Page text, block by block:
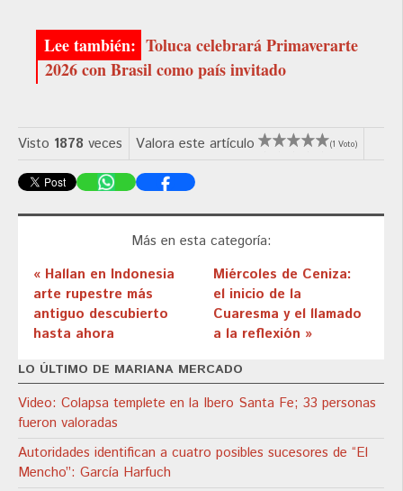
Toluca celebrará Primaverarte
2026 con Brasil como país invitado
Visto 1878 veces Valora este artículo (1 Voto)
Más en esta categoría:
« Hallan en Indonesia
arte rupestre más
antiguo descubierto
hasta ahora
Miércoles de Ceniza:
el inicio de la
Cuaresma y el llamado
a la reflexión »
LO ÚLTIMO DE MARIANA MERCADO
Video: Colapsa templete en la Ibero Santa Fe; 33 personas
fueron valoradas
Autoridades identifican a cuatro posibles sucesores de “El
Mencho”: García Harfuch